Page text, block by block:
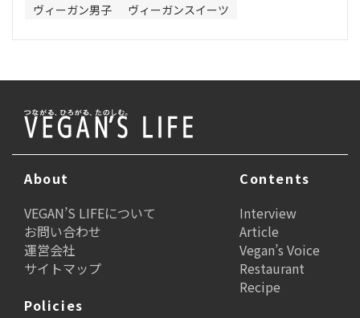
ヴィーガン男子
ヴィーガンスイーツ
About
VEGAN’S LIFEについて
お問い合わせ
運営会社
サイトマップ
Contents
Interview
Article
Vegan’s Voice
Restaurant
Recipe
Policies